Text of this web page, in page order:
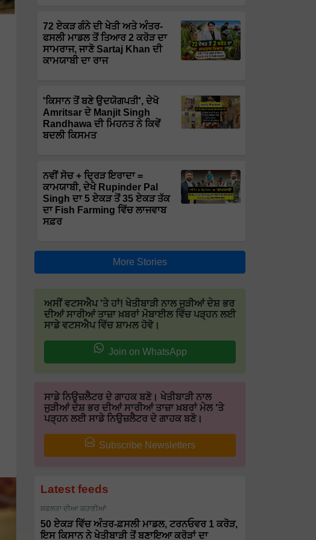
72 ਏਕੜ ਗੰਨੇ ਦੀ ਖੇਤੀ ਅਤੇ ਅੰਤਰ-
ਫਸਲੀ ਮਾਡਲ ਤੋਂ ਤਿਆਰ 2 ਕਰੋੜ ਦਾ
ਸਾਮਰਾਜ, ਜਾਣੋ Sartaj Khan ਦੀ
ਕਾਮਯਾਬੀ ਦਾ ਰਾਜ
'ਕਿਸਾਨ ਤੋਂ ਬਣੇ ਉਦਯੋਗਪਤੀ', ਦੇਖੋ
Amritsar ਦੇ Manjit Singh
Randhawa ਦੀ ਮਿਹਨਤ ਨੇ ਕਿਵੇਂ
ਬਦਲੀ ਕਿਸਮਤ
ਨਵੀਂ ਸੋਚ + ਦ੍ਰਿੜ ਇਰਾਦਾ =
ਕਾਮਯਾਬੀ, ਦੇਖੋ Rupinder Pal
Singh ਦਾ 5 ਏਕੜ ਤੋਂ 35 ਏਕੜ ਤੱਕ
ਦਾ Fish Farming ਵਿੱਚ ਲਾਜਵਾਬ
ਸਫ਼ਰ
More Stories
ਅਸੀਂ ਵਟਸਐਪ 'ਤੇ ਹਾਂ! ਖੇਤੀਬਾੜੀ ਨਾਲ ਜੁੜੀਆਂ ਦੇਸ਼ ਭਰ
ਦੀਆਂ ਸਾਰੀਆਂ ਤਾਜ਼ਾ ਖ਼ਬਰਾਂ ਮੋਬਾਈਲ ਵਿੱਚ ਪੜ੍ਹਨ ਲਈ
ਸਾਡੇ ਵਟਸਐਪ ਵਿੱਚ ਸ਼ਾਮਲ ਹੋਵੋ।
Join on WhatsApp
ਸਾਡੇ ਨਿਉਜ਼ਲੈਟਰ ਦੇ ਗਾਹਕ ਬਣੋ। ਖੇਤੀਬਾੜੀ ਨਾਲ
ਜੁੜੀਆਂ ਦੇਸ਼ ਭਰ ਦੀਆਂ ਸਾਰੀਆਂ ਤਾਜ਼ਾ ਖ਼ਬਰਾਂ ਮੇਲ 'ਤੇ
ਪੜ੍ਹਨ ਲਈ ਸਾਡੇ ਨਿਉਜ਼ਲੈਟਰ ਦੇ ਗਾਹਕ ਬਣੋ।
Subscribe Newsletters
Latest feeds
ਸਫਲਤਾ ਦੀਆ ਕਹਾਣੀਆਂ
50 ਏਕੜ ਵਿੱਚ ਅੰਤਰ-ਫ਼ਸਲੀ ਮਾਡਲ, ਟਰਨਓਵਰ 1 ਕਰੋੜ,
ਇਸ ਕਿਸਾਨ ਨੇ ਖੇਤੀਬਾੜੀ ਤੋਂ ਬਣਾਇਆ ਕਰੋੜਾਂ ਦਾ